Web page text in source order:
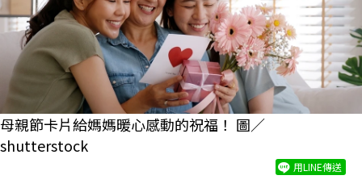
母親節卡片給媽媽暖心感動的祝福！ 圖／
shutterstock
用LINE傳送